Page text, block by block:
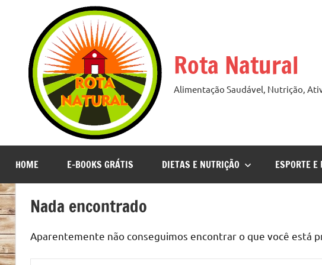
conteúdo
Rota Natural
Alimentação Saudável, Nutrição,
HOME E-BOOKS GRÁTIS DIETAS E NUTRIÇÃO ESPORTE E
Nada encontrado
Aparentemente não conseguimos encontrar o que você está